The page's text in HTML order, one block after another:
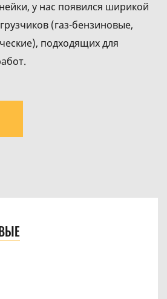
у нас появился ширикой
(газ-бензиновые,
подходящих для